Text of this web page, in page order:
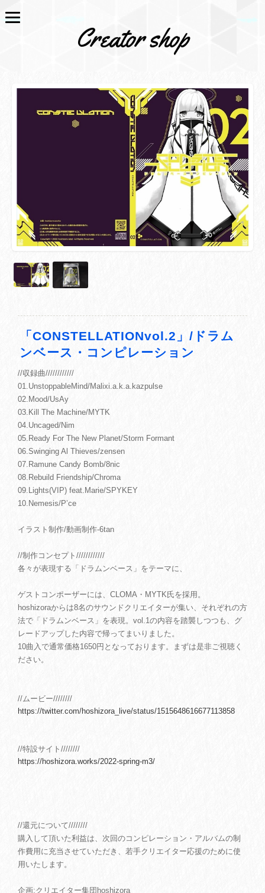
Creator shop
「CONSTELLATIONvol.2」/ドラム
ンベース・コンピレーション
//収録曲////////////
01.UnstoppableMind/Malixi.a.k.a.kazpulse
02.Mood/UsAy
03.Kill The Machine/MYTK
04.Uncaged/Nim
05.Ready For The New Planet/Storm Formant
06.Swinging Al Thieves/zensen
07.Ramune Candy Bomb/8nic
08.Rebuild Friendship/Chroma
09.Lights(VIP) feat.Marie/SPYKEY
10.Nemesis/P’ce
イラスト制作/動画制作-6tan
//制作コンセプト////////////
各々が表現する「ドラムンベース」をテーマに、
ゲストコンポーザーには、CLOMA・MYTK氏を採用。
hoshizoraからは8名のサウンドクリエイターが集い、それぞれの方
法で「ドラムンベース」を表現。vol.1の内容を踏襲しつつも、グ
レードアップした内容で帰ってまいりました。
10曲入で通常価格1650円となっております。まずは是非ご視聴く
ださい。
//ムービー////////
https://twitter.com/hoshizora_live/status/1515648616677113858
//特設サイト////////
https://hoshizora.works/2022-spring-m3/
//還元について////////
購入して頂いた利益は、次回のコンピレーション・アルバムの制
作費用に充当させていただき、若手クリエイター応援のために使
用いたします。
企画:クリエイター集団hoshizora